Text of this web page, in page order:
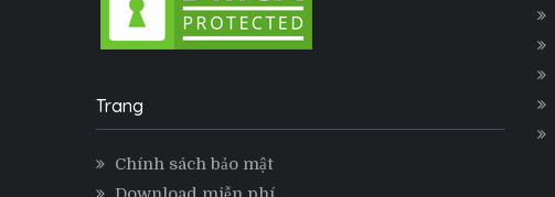
Trang
Chính sách bảo mật